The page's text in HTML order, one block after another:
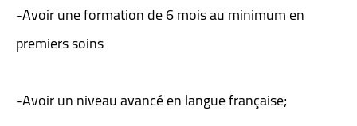
-Avoir une formation de 6 mois au minimum en
premiers soins
-Avoir un niveau avancé en langue française;